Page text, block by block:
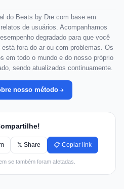
do Beats by Dre com base em
de usuários. Acompanhamos
degradado para que você
fora do ar ou com problemas. Os
em todo o mundo e do nosso próprio
sendo atualizados continuamente.
nosso método
𝕏 Share 📋 Copiar link
se também foram afetadas.